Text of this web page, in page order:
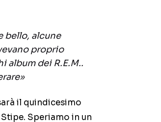
bello, alcune
proprio
album dei R.E.M..
il quindicesimo
Speriamo in un